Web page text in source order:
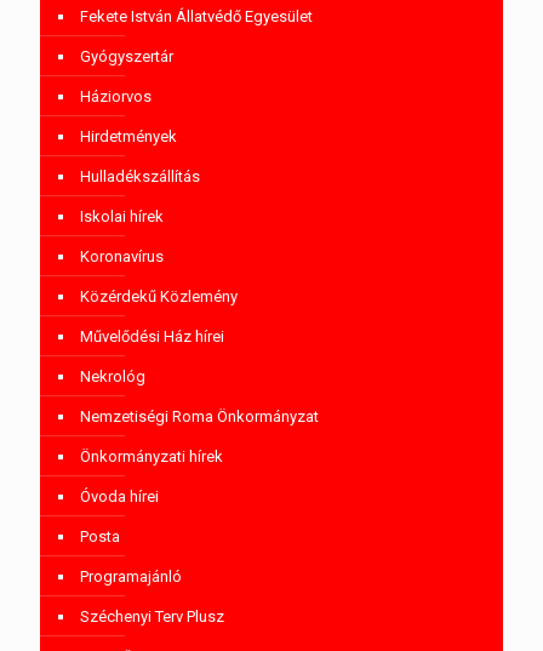
Fekete István Állatvédő Egyesület
Gyógyszertár
Háziorvos
Hirdetmények
Hulladékszállítás
Iskolai hírek
Koronavírus
Közérdekű Közlemény
Művelődési Ház hírei
Nekrológ
Nemzetiségi Roma Önkormányzat
Önkormányzati hírek
Óvoda hírei
Posta
Programajánló
Széchenyi Terv Plusz